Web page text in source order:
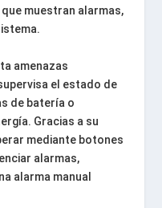
que muestran alarmas,
amenazas
el estado de
de batería o
Gracias a su
mediante botones
alarmas,
alarma manual